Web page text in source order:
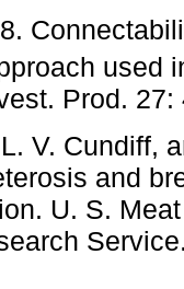
used
Prod.
V. Cundiff,
and
U. S.